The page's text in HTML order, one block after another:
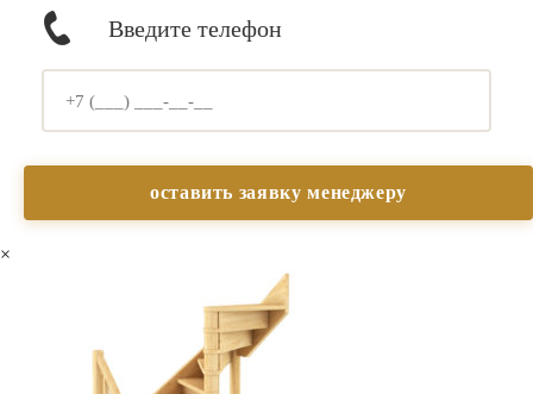
Введите телефон
×